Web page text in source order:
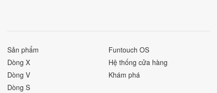
Sản phẩm
Dòng X
Dòng V
Dòng S
Funtouch OS
Hệ thống cửa hàng
Khám phá